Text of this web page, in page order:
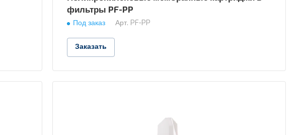
фильтры PF-PP
Под заказ Арт. PF-PP
Заказать